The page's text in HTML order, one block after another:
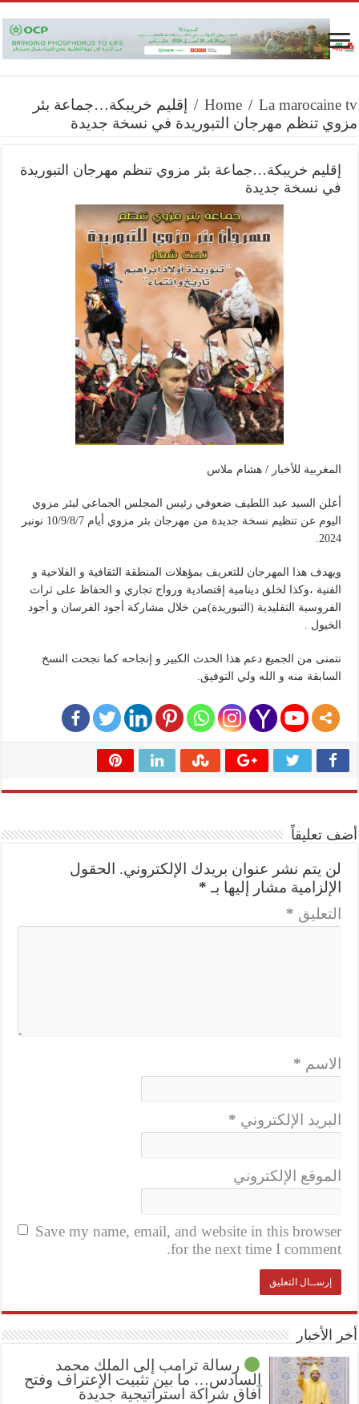
Home / La marocaine tv
/
إقليم خريبكة…جماعة بئر
مزوي تنظم مهرجان التبوريدة في نسخة جديدة
إقليم خريبكة…جماعة بئر مزوي تنظم مهرجان التبوريدة
في نسخة جديدة
المغربية للأخبار / هشام ملاس
أعلن السيد عبد اللطيف ضعوفي رئيس المجلس الجماعي لبئر مزوي
اليوم عن تنظيم نسخة جديدة من مهرجان بئر مزوي أيام 10/9/8/7 نونبر
2024.
ويهدف هذا المهرجان للتعريف بمؤهلات المنطقة الثقافية و الفلاحية و
الفنية ،وكذا لخلق دينامية إقتصادية ورواج تجاري و الحفاظ على ثراث
الفروسية التقليدية (التبوريدة)من خلال مشاركة أجود الفرسان و أجود
الخيول .
نتمنى من الجميع دعم هذا الحدث الكبير و إنجاحه كما نجحت النسخ
السابقة منه و الله ولي التوفيق.
أضف تعليقاً
لن يتم نشر عنوان بريدك الإلكتروني.
الحقول
الإلزامية مشار إليها بـ *
التعليق *
الاسم *
البريد الإلكتروني *
الموقع الإلكتروني
Save my name, email, and website in this browser
for the next time I comment.
أخر الأخبار
رسالة ترامب إلى الملك محمد
السادس… ما بين تثبيت الإعتراف وفتح
آفاق شراكة استراتيجية جديدة